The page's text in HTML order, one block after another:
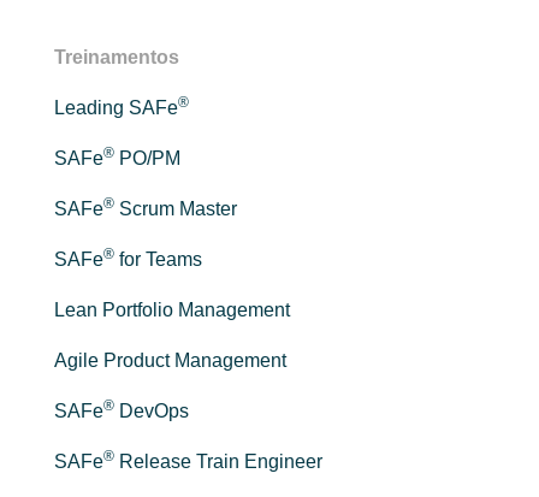
Treinamentos
Leading SAFe®
SAFe® PO/PM
SAFe® Scrum Master
SAFe® for Teams
Lean Portfolio Management
Agile Product Management
SAFe® DevOps
SAFe® Release Train Engineer